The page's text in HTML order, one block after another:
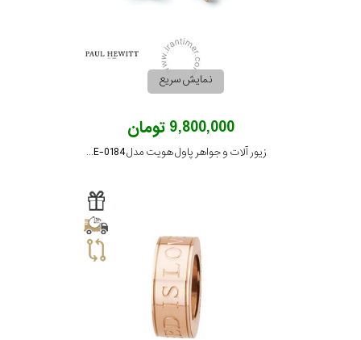
نمایش سریع
9,800,000 تومان
زیور آلات و جواهر پاول هویت مدل PH-JE-0184